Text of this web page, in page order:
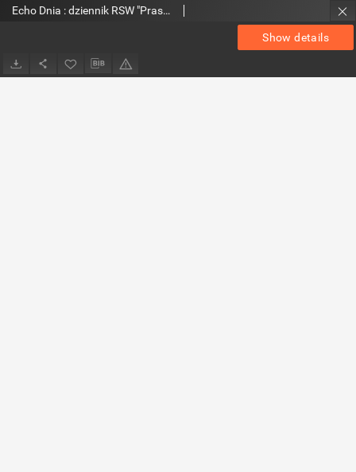
Show details
Echo Dnia : dziennik RSW "Prasa-Książka-Ruch" 1980, R.10, nr 102